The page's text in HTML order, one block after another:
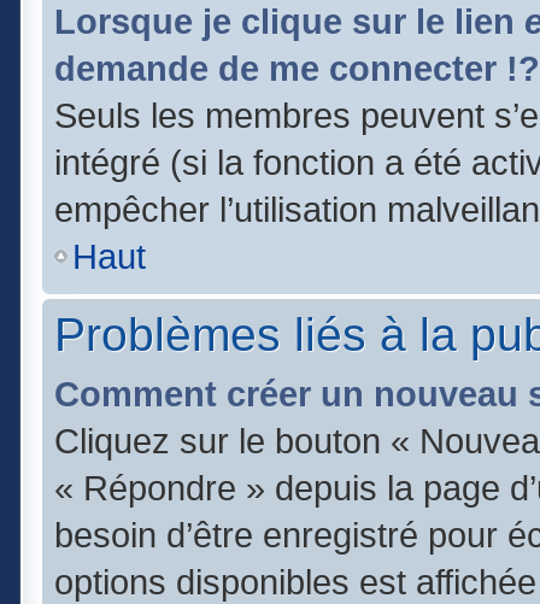
Lorsque je clique sur le lien
demande de me connecter !?
Seuls les membres peuvent
intégré (si la fonction a été
empêcher l’utilisation
Haut
Problèmes liés à la
Comment créer un nouveau
Cliquez sur le bouton «
« Répondre » depuis la page
besoin d’être enregistré pour
options disponibles est